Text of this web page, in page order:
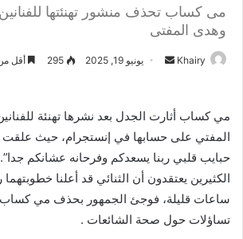
مى كساب تحذف منشور تهنئتها
وهدى المفتى
Khairy
ل
ب
ر
ي
يونيو 19, 2025 295 أقل
مي كساب أثارت الجدل بعد نشرها تهنئة
المفتي على حسابها في إنستجرام، حيث علقت
حبايب قلبي ربنا يسعدكم وفرحانه عشانكم
الكثيرين يعتقدون أن الثنائي قد أعلنا
ساعات قليلة، فوجئ الجمهور بحذف مي كساب
تساؤلات حول صحة الشائعات .